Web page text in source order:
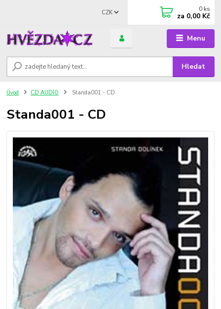
Menu
CZK
Hledat
0 ks
za 0,00 Kč
Úvod CD AUDIO Standa001 - CD
Standa001 - CD